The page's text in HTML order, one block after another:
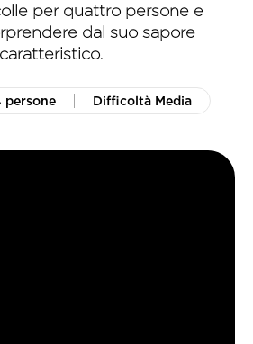
per quattro persone e
dal suo sapore
caratteristico.
persone Difficoltà Media